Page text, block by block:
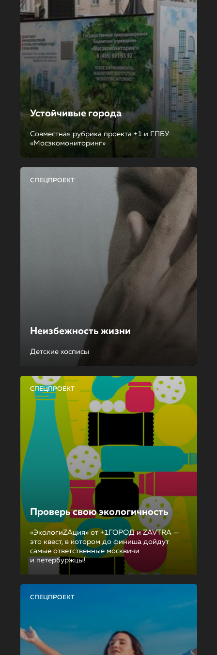
Устойчивые города
Совместная рубрика проекта +1 и ГПБУ
«Мосэкомониторинг»
СПЕЦПРОЕКТ
Неизбежность жизни
Детские хосписы
СПЕЦПРОЕКТ
Проверь свою экологичность
«ЭкологиZAция» от +1ГОРОД и ZAVTRA —
это квест, в котором до финиша дойдут
самые ответственные москвичи
и петербуржцы!
СПЕЦПРОЕКТ